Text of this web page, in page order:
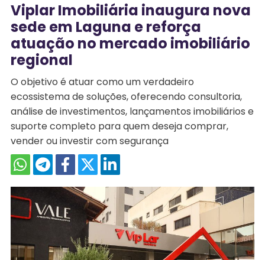
Viplar Imobiliária inaugura nova
sede em Laguna e reforça
atuação no mercado imobiliário
regional
O objetivo é atuar como um verdadeiro
ecossistema de soluções, oferecendo consultoria,
análise de investimentos, lançamentos imobiliários e
suporte completo para quem deseja comprar,
vender ou investir com segurança